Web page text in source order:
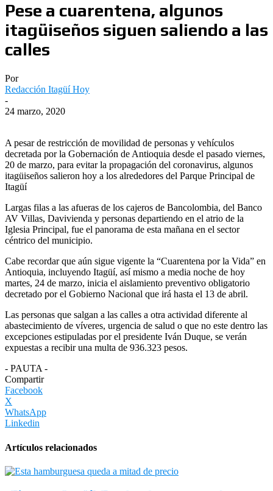
Pese a cuarentena, algunos
itagüiseños siguen saliendo a las
calles
Por
Redacción Itagüí Hoy
-
24 marzo, 2020
A pesar de restricción de movilidad de personas y vehículos
decretada por la Gobernación de Antioquia desde el pasado viernes,
20 de marzo, para evitar la propagación del coronavirus, algunos
itagüiseños salieron hoy a los alrededores del Parque Principal de
Itagüí
Largas filas a las afueras de los cajeros de Bancolombia, del Banco
AV Villas, Davivienda y personas departiendo en el atrio de la
Iglesia Principal, fue el panorama de esta mañana en el sector
céntrico del municipio.
Cabe recordar que aún sigue vigente la “Cuarentena por la Vida” en
Antioquia, incluyendo Itagüí, así mismo a media noche de hoy
martes, 24 de marzo, inicia el aislamiento preventivo obligatorio
decretado por el Gobierno Nacional que irá hasta el 13 de abril.
Las personas que salgan a las calles a otra actividad diferente al
abastecimiento de víveres, urgencia de salud o que no este dentro las
excepciones estipuladas por el presidente Iván Duque, se verán
expuestas a recibir una multa de 936.323 pesos.
- PAUTA -
Compartir
Facebook
X
WhatsApp
Linkedin
Artículos relacionados